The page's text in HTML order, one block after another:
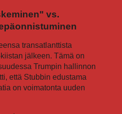
vs.
transatlanttista
jälkeen. Tämä on
Trumpin hallinnon
että Stubbin edustama
on voimatonta uuden